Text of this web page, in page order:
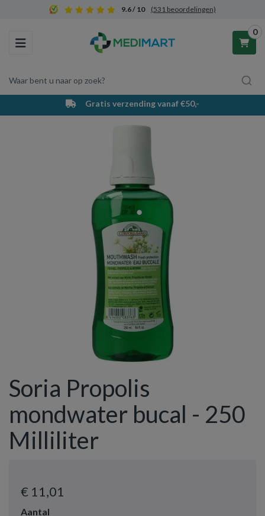
9.6 / 10 (531 beoordelingen)
Toggle navigation
Waar bent u naar op zoek?
0
Winkelwagen
Uw winkelwagen is leeg.
Vul hem met producten.
Gratis verzending vanaf €50,-
Soria Propolis
mondwater bucal - 250
Milliliter
€ 11,01
Aantal